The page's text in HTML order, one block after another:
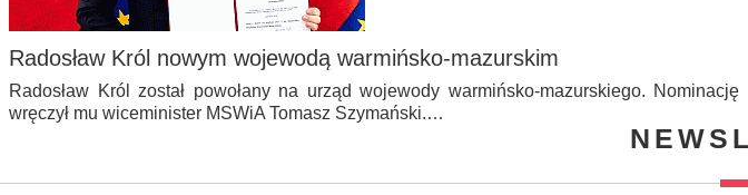
Radosław Król nowym wojewodą warmińsko-mazurskim
Radosław Król został powołany na urząd wojewody warmińsko-mazurskiego. Nominację
wręczył mu wiceminister MSWiA Tomasz Szymański.…